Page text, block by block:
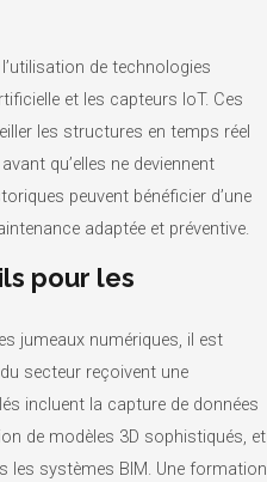
de technologies
et les capteurs IoT. Ces
les structures en temps réel
qu’elles ne deviennent
peuvent bénéficier d’une
adaptée et préventive.
pour les
jumeaux numériques, il est
secteur reçoivent une
incluent la capture de données
de modèles 3D sophistiqués, et
les systèmes BIM. Une formation